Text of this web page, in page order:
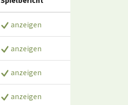
anzeigen
anzeigen
anzeigen
anzeigen